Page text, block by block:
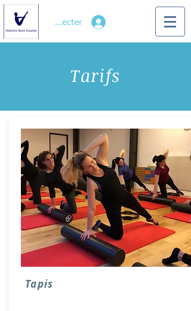
Se connecter
Tarifs
Tapis